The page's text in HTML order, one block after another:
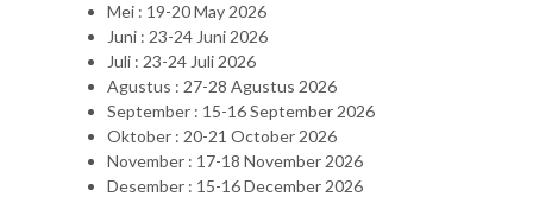
Mei : 19-20 May 2026
Juni : 23-24 Juni 2026
Juli : 23-24 Juli 2026
Agustus : 27-28 Agustus 2026
September : 15-16 September 2026
Oktober : 20-21 October 2026
November : 17-18 November 2026
Desember : 15-16 December 2026